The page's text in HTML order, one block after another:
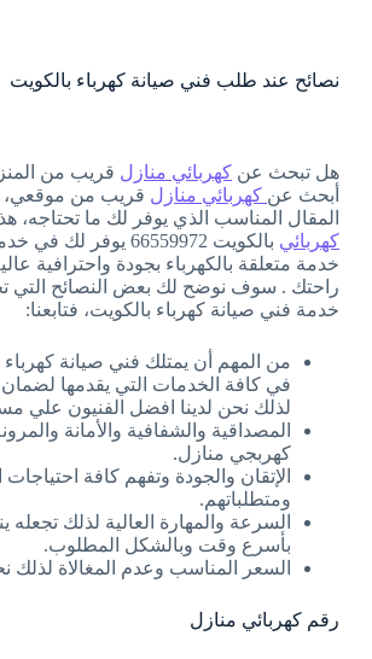
نصائح عند طلب فني صيانة كهرباء بالكويت
هل تبحث عن كهربائي منازل قريب من
أبحث عن كهربائي منازل قريب من موقعي،
المقال المناسب الذي يوفر لك ما تحتاجه،
كهربائي
بالكويت 66559972 يوفر
خدمة متعلقة بالكهرباء بجودة واحترافية
راحتك . سوف نوضح لك بعض النصائح التي
خدمة فني صيانة كهرباء بالكويت، فتابعنا:
من المهم أن يمتلك فني صيانة كهرباء
في كافة الخدمات التي يقدمها لضمان
لذلك نحن لدينا افضل الفنيون علي
المصداقية والشفافية والأمانة
كهربجي منازل.
الإتقان والجودة وتفهم كافة احتياجات
ومتطلباتهم.
السرعة والمهارة العالية لذلك تجعله
بأسرع وقت وبالشكل المطلوب.
السعر المناسب وعدم المغالاة لذلك
رقم كهربائي منازل